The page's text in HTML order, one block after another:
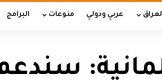
عربي ودولي منوعات البرامج